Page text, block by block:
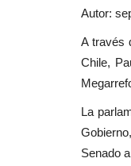
Autor:
A través
Chile,
La
Senado